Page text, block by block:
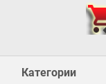
Категории